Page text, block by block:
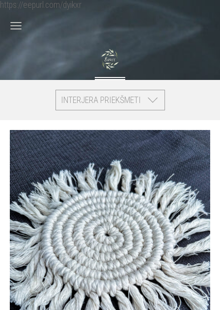
https://eepurl.com/dyikxr
INTERJERA PRIEKŠMETI